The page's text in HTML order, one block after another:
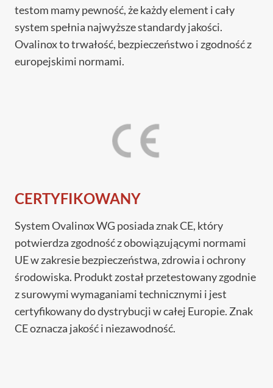
testom mamy pewność, że każdy element i cały
system spełnia najwyższe standardy jakości.
Ovalinox to trwałość, bezpieczeństwo i zgodność z
europejskimi normami.
CERTYFIKOWANY
System Ovalinox WG posiada znak CE, który
potwierdza zgodność z obowiązującymi normami
UE w zakresie bezpieczeństwa, zdrowia i ochrony
środowiska. Produkt został przetestowany zgodnie
z surowymi wymaganiami technicznymi i jest
certyfikowany do dystrybucji w całej Europie. Znak
CE oznacza jakość i niezawodność.